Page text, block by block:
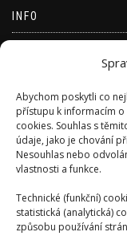
Abychom poskytli co
přístupu k informacím
cookies. Souhlas s
údaje, jako je chování
Nesouhlas nebo
vlastnosti a funkce.
Technické (funkční)
statistická (analytická)
způsobu používání
INFO
Kanál komentářů
Česká lokalizace